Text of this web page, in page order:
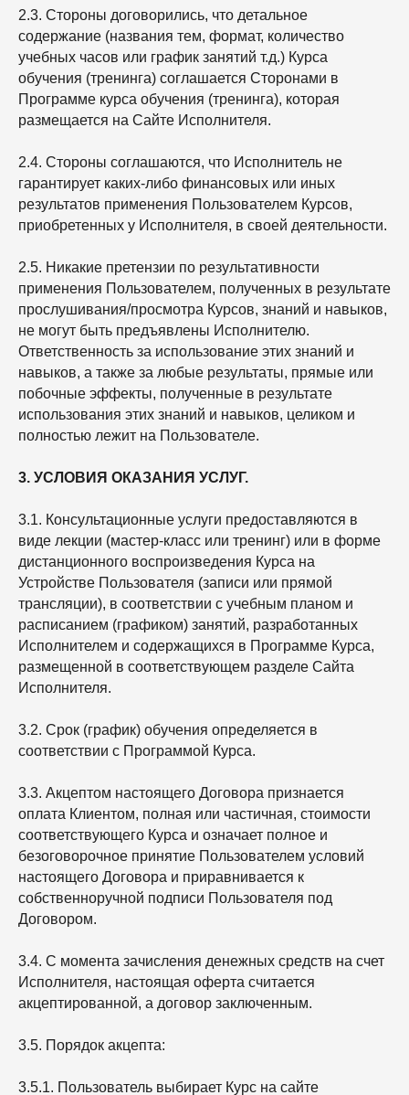
2.3. Стороны договорились, что детальное
содержание (названия тем, формат, количество
учебных часов или график занятий т.д.) Курса
обучения (тренинга) соглашается Сторонами в
Программе курса обучения (тренинга), которая
размещается на Сайте Исполнителя.
2.4. Стороны соглашаются, что Исполнитель не
гарантирует каких-либо финансовых или иных
результатов применения Пользователем Курсов,
приобретенных у Исполнителя, в своей деятельности.
2.5. Никакие претензии по результативности
применения Пользователем, полученных в результате
прослушивания/просмотра Курсов, знаний и навыков,
не могут быть предъявлены Исполнителю.
Ответственность за использование этих знаний и
навыков, а также за любые результаты, прямые или
побочные эффекты, полученные в результате
использования этих знаний и навыков, целиком и
полностью лежит на Пользователе.
3. УСЛОВИЯ ОКАЗАНИЯ УСЛУГ.
3.1. Консультационные услуги предоставляются в
виде лекции (мастер-класс или тренинг) или в форме
дистанционного воспроизведения Курса на
Устройстве Пользователя (записи или прямой
трансляции), в соответствии с учебным планом и
расписанием (графиком) занятий, разработанных
Исполнителем и содержащихся в Программе Курса,
размещенной в соответствующем разделе Сайта
Исполнителя.
3.2. Срок (график) обучения определяется в
соответствии с Программой Курса.
3.3. Акцептом настоящего Договора признается
оплата Клиентом, полная или частичная, стоимости
соответствующего Курса и означает полное и
безоговорочное принятие Пользователем условий
настоящего Договора и приравнивается к
собственноручной подписи Пользователя под
Договором.
3.4. С момента зачисления денежных средств на счет
Исполнителя, настоящая оферта считается
акцептированной, а договор заключенным.
3.5. Порядок акцепта:
3.5.1. Пользователь выбирает Курс на сайте